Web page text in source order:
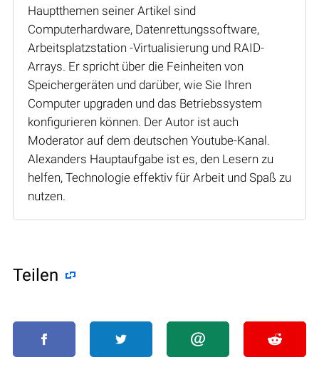
Hauptthemen seiner Artikel sind
Computerhardware, Datenrettungssoftware,
Arbeitsplatzstation -Virtualisierung und RAID-
Arrays. Er spricht über die Feinheiten von
Speichergeräten und darüber, wie Sie Ihren
Computer upgraden und das Betriebssystem
konfigurieren können. Der Autor ist auch
Moderator auf dem deutschen Youtube-Kanal.
Alexanders Hauptaufgabe ist es, den Lesern zu
helfen, Technologie effektiv für Arbeit und Spaß zu
nutzen.
Teilen